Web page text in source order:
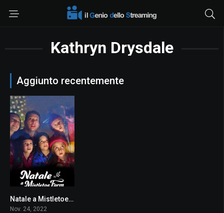
Kathryn Drysdale
Aggiunto recentemente
6.1Natale a Mistletoe Farm
Nov. 24, 2022